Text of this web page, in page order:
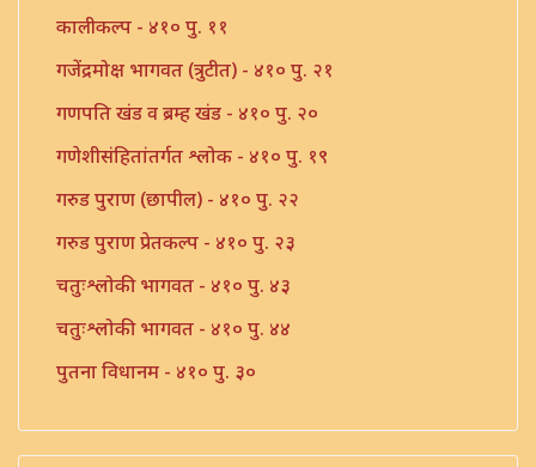
कालीकल्प - ४१० पु. ११
गजेंद्रमोक्ष भागवत (त्रुटीत) - ४१० पु. २१
गणपति खंड व ब्रम्ह खंड - ४१० पु. २०
गणेशीसंहितांतर्गत श्लोक - ४१० पु. १९
गरुड पुराण (छापील) - ४१० पु. २२
गरुड पुराण प्रेतकल्प - ४१० पु. २३
चतुःश्लोकी भागवत - ४१० पु. ४३
चतुःश्लोकी भागवत - ४१० पु. ४४
पुतना विधानम - ४१० पु. ३०
ब्रम्हस्तुती - ४१० पु. ३६